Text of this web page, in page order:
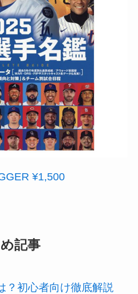
¥1,500
記事
？初心者向け徹底解説